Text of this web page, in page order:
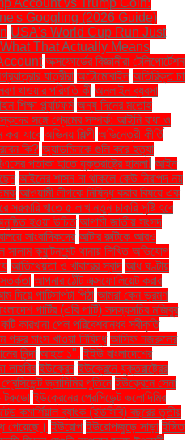
Account vs Trump Coin:
Googling (2026 Guide)
USA's World Cup Run Just
That Actually Means
অক্সফোর্ডের বিজ্ঞানীরা টেলিপোর্টেশন
যাত্রীরা অটোমোবাইল অতিরিক্ত চা
খাওয়ার পরিণতি কী অনলাইন ব্যবসা
শিক্ষা প্ল্যাটফর্ম অন্য দিনের মতোই
সঙ্গে প্রেমের সম্পর্ক: আইনি বাধা ও
যাবে অভিনয় শিল্পী অভিনেত্রী কীর্তি
কি? অ্যাডমিনকে গুলি করে হত্যা
পতাকা হাতে যুক্তরাষ্ট্রে হামলা! আইন
আইনের শাসন না থাকলে কেউ নিরাপদ নয়
আওয়ামী লীগকে নিষিদ্ধ করার বিষয়ে এক
সরকারি খাতে ৫ লাখ নতুন চাকরি সৃষ্টি হবে
হওয়া উচিত আগামী জাতীয় সংসদ
সাংবাদিকদের আটার রুটিকে আরও
ক্যান্টনমেন্ট থানায় লিখিত অভিযোগ
আতিথেয়তা ও খাবারের স্বাদ আধ ঘণ্টায়
আপনার ঠোঁট এক্সফোলিয়েট করার
দিয়ে পাটিসাপটা পিঠা আমরা কেন ভ্রমণ
পার্টির (এবি পার্টি) সদস্যসচিব মজিবুর
কারখানা পেল পরিবেশবান্ধব স্বীকৃতি
গরুর মাংস খাওয়া নিষিদ্ধ আসিফ নজরুলের
নিন্দা আহত ১". ইইউ বাংলাদেশের
লাহবিব ইউক্রেন ইউক্রেনে যুক্তরাষ্ট্রের
ভ্লাদিমির পুতিনে ইউক্রেনে সেনা
- ট্রুডো ইউক্রেনের প্রেসিডেন্ট ভলোদিমির
কমার্শিয়াল ব্যাংক (ইউসিবি) বছরের তৃতীয়
পেয়েছে। ইউরোপ ইউরোপজুড়ে সাড়া ইঙ্গিত